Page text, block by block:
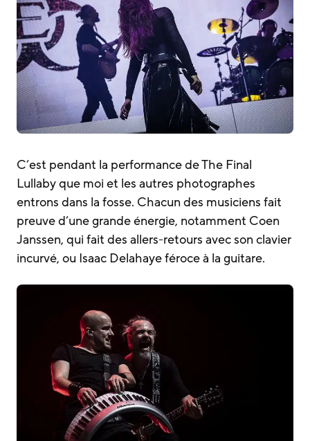
C’est pendant la performance de The Final
Lullaby que moi et les autres photographes
entrons dans la fosse. Chacun des musiciens fait
preuve d’une grande énergie, notamment Coen
Janssen, qui fait des allers-retours avec son clavier
incurvé, ou Isaac Delahaye féroce à la guitare.